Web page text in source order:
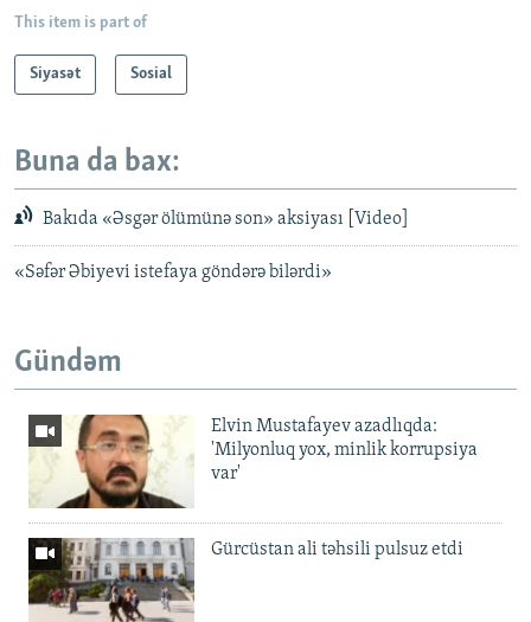
This item is part of
Siyasət Sosial
Buna da bax:
Bakıda «Əsgər ölümünə son» aksiyası [Video]
«Səfər Əbiyevi istefaya göndərə bilərdi»
Gündəm
Elvin Mustafayev azadlıqda:
'Milyonluq yox, minlik korrupsiya
var'
Gürcüstan ali təhsili pulsuz etdi